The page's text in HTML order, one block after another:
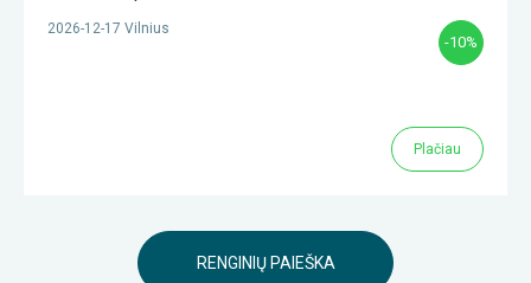
2026-12-17 Vilnius
-10%
Plačiau
RENGINIŲ PAIEŠKA